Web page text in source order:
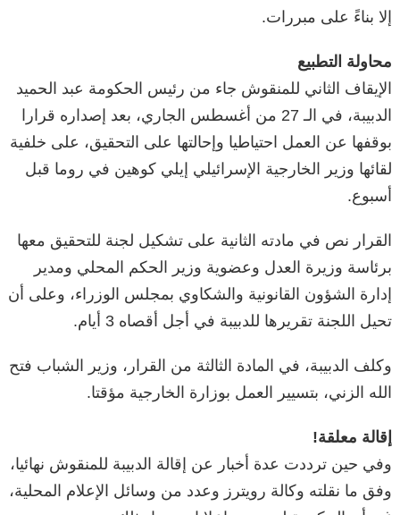
إلا بناءً على مبررات.
محاولة التطبيع
الإيقاف الثاني للمنقوش جاء من رئيس الحكومة عبد الحميد
الدبيبة، في الـ 27 من أغسطس الجاري، بعد إصداره قرارا
بوقفها عن العمل احتياطيا وإحالتها على التحقيق، على خلفية
لقائها وزير الخارجية الإسرائيلي إيلي كوهين في روما قبل
أسبوع.
القرار نص في مادته الثانية على تشكيل لجنة للتحقيق معها
برئاسة وزيرة العدل وعضوية وزير الحكم المحلي ومدير
إدارة الشؤون القانونية والشكاوي بمجلس الوزراء، وعلى أن
تحيل اللجنة تقريرها للدبيبة في أجل أقصاه 3 أيام.
وكلف الدبيبة، في المادة الثالثة من القرار، وزير الشباب فتح
الله الزني، بتسيير العمل بوزارة الخارجية مؤقتا.
إقالة معلقة!
وفي حين ترددت عدة أخبار عن إقالة الدبيبة للمنقوش نهائيا،
وفق ما نقلته وكالة رويترز وعدد من وسائل الإعلام المحلية،